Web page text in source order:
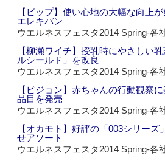
【ピップ】使い心地の大幅な向上
エレキバン
ウエルネスフェスタ2014 Spring‐各
【柳瀬ワイチ】授乳時にやさしい
ルシールド」を改良
ウエルネスフェスタ2014 Spring‐各
【ピジョン】赤ちゃんの行動観察
品目を発売
ウエルネスフェスタ2014 Spring‐各
【オカモト】好評の「003シリー
せアソート
ウエルネスフェスタ2014 Spring‐各